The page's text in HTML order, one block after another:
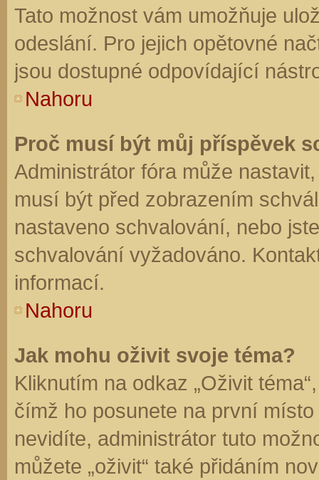
Tato možnost vám umožňuje
odeslání. Pro jejich opětovné
jsou dostupné odpovídající
Nahoru
Proč musí být můj příspěvek
Administrátor fóra může
musí být před zobrazením
nastaveno schvalování, nebo
schvalování vyžadováno.
informací.
Nahoru
Jak mohu oživit svoje téma?
Kliknutím na odkaz „Oživit
čímž ho posunete na první
nevidíte, administrátor tuto
můžete „oživit“ také přidáním